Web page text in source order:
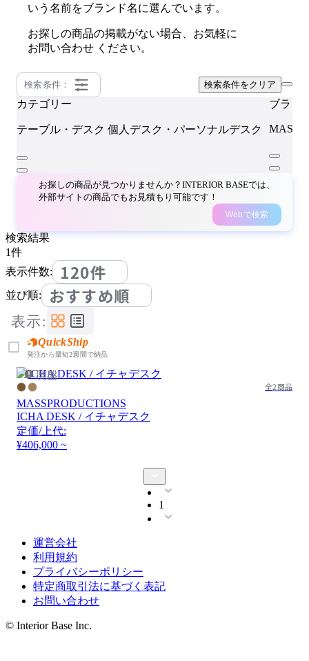
いう名前をブランド名に選んでいます。
お探しの商品の掲載がない場合、お気軽に
お問い合わせ ください。
検索条件： 検索条件をクリア
カテゴリー
テーブル・デスク 個人デスク・パーソナルデスク
ブラン
お探しの商品が見つかりませんか？INTERIOR BASEでは、
外部サイトの商品でもお見積もり可能です！
Webで検索
検索結果
1件
表示件数:
120件
並び順: おすすめ順
表示:
QuickShip
発注から最短2週間で納品
廃盤
全2商品
MASSPRODUCTIONS
ICHA DESK / イチャデスク
定価/上代:
¥406,000 ~
1
運営会社
利用規約
プライバシーポリシー
特定商取引法に基づく表記
お問い合わせ
© Interior Base Inc.